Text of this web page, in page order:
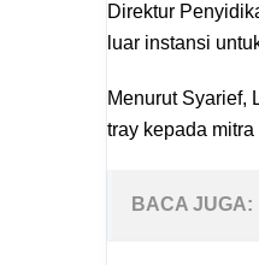
Direktur
luar instansi
Menurut Syarief,
tray kepada
BACA JUGA: